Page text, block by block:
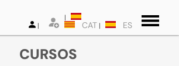
CAT ES
CURSOS